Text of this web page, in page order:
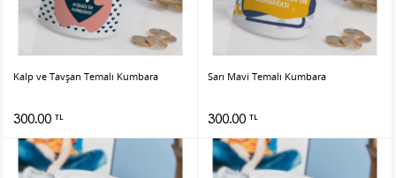
Kalp ve Tavşan Temalı Kumbara
300.00 TL
Sarı Mavi Temalı Kumbara
300.00 TL